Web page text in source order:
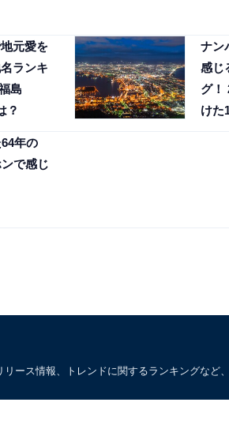
元愛を
ランキ
島
？
ナン
感じ
グ！
けた
年の
で感じ
ース情報、トレンドに関するランキングなど